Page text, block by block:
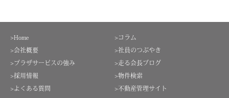
>コラム
>社員のつぶやき
>走る会長ブログ
>物件検索
>不動産管理サイト
>Home
>会社概要
>プラザサービスの強み
>採用情報
>よくある質問